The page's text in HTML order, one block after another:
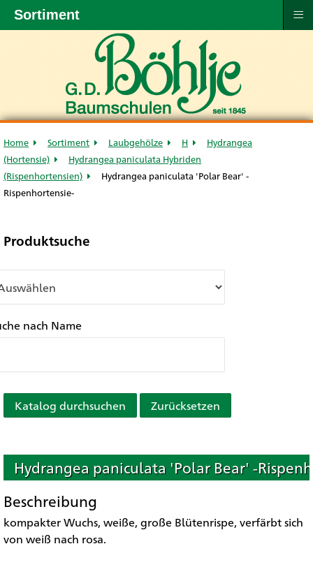
Home Sortiment Laubgehölze H
Hydrangea
(Hortensie)
Hydrangea paniculata Hybriden
(Rispenhortensien)
Hydrangea paniculata 'Polar Bear' -
Rispenhortensie-
Produktsuche
nach Name
Katalog durchsuchen Zurücksetzen
Hydrangea paniculata 'Polar Bear' -
Beschreibung
kompakter Wuchs, weiße, große Blütenrispe, verfärbt sich
von weiß nach rosa.
Sortiment ≡